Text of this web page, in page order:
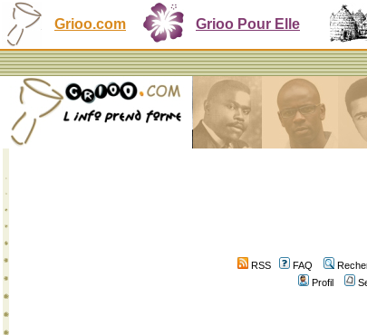
Grioo.com Grioo Pour Elle
RSS FAQ
Profil